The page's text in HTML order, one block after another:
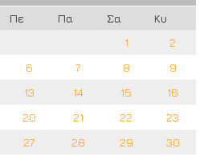
Πε Πα Σα
Κυ
1
2
6 7 8
9
13 14 15
16
20 21 22
23
27 28 29
30